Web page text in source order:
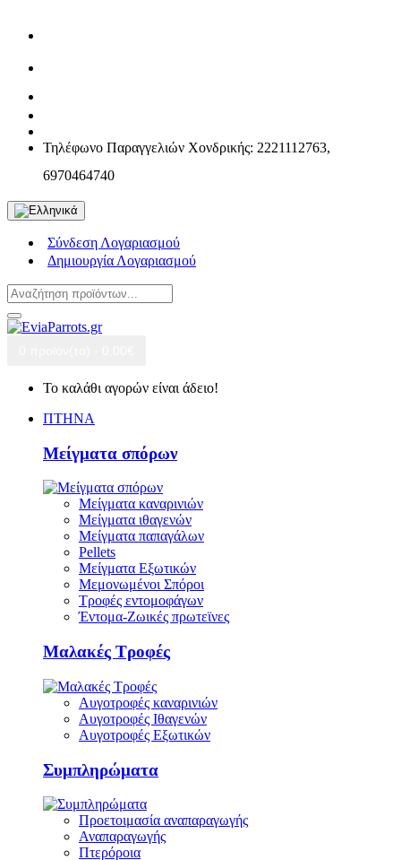
Τηλέφωνο Παραγγελιών Χονδρικής: 2221112763,
6970464740
Σύνδεση Λογαριασμού
Δημιουργία Λογαριασμού
Το καλάθι αγορών είναι άδειο!
ΠΤΗΝΑ
Μείγματα σπόρων
Μείγματα καναρινιών
Μείγματα ιθαγενών
Μείγματα παπαγάλων
Pellets
Μείγματα Εξωτικών
Μεμονωμένοι Σπόροι
Τροφές εντομοφάγων
Έντομα-Ζωικές πρωτεϊνες
Μαλακές Τροφές
Αυγοτροφές καναρινιών
Αυγοτροφές Ιθαγενών
Αυγοτροφές Εξωτικών
Συμπληρώματα
Προετοιμασία αναπαραγωγής
Αναπαραγωγής
Πτερόροια